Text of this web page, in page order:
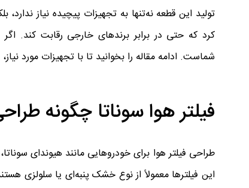
تولید این قطعه نه‌تنها به تجهیزات پیچیده نیاز ندارد،
کرد که حتی در برابر برندهای خارجی رقابت کند.
شماست. ادامه مقاله را بخوانید تا با تجهیزات مورد
فیلتر هوا سوناتا چگونه
طراحی فیلتر هوا برای خودروهایی مانند هیوندای
این فیلترها معمولاً از نوع خشک پنبه‌ای یا سلولزی